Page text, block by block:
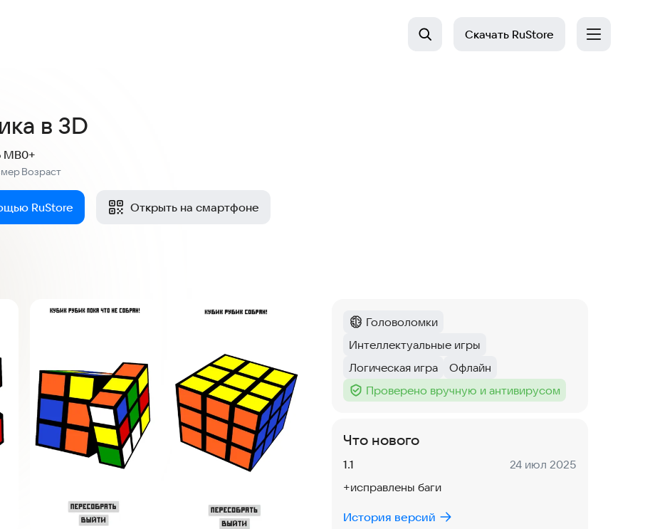
Скачать RuStore
в 3D
MB
Возраст
0+
RuStore Открыть на смартфоне
Категория:
Головоломки
Тег :
Интеллектуальные игры
Тег:
Логическая игра
Тег:
Офлайн
Тег :
Проверено вручную и антивирусом
Что нового
Версия:
1.1 Дата:
24 июл 2025
+исправлены баги
История версий